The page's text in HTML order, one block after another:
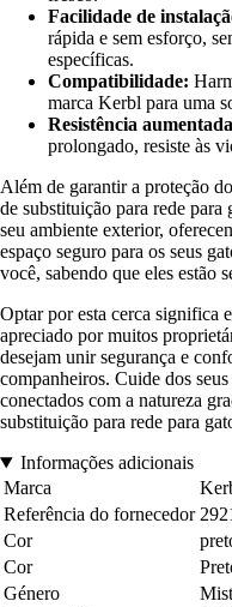
Facilidade de
rápida e sem esforço,
específicas.
Compatibilidade:
marca Kerbl para uma
Resistência
prolongado, resiste às
Além de garantir a proteção
de substituição para rede
seu ambiente exterior,
espaço seguro para os seus
você, sabendo que eles estão
Optar por esta cerca significa
apreciado por muitos
desejam unir segurança e
companheiros. Cuide dos
conectados com a natureza
substituição para rede para
Informações adicionais
Marca
Referência do fornecedor
Cor
Cor
Género